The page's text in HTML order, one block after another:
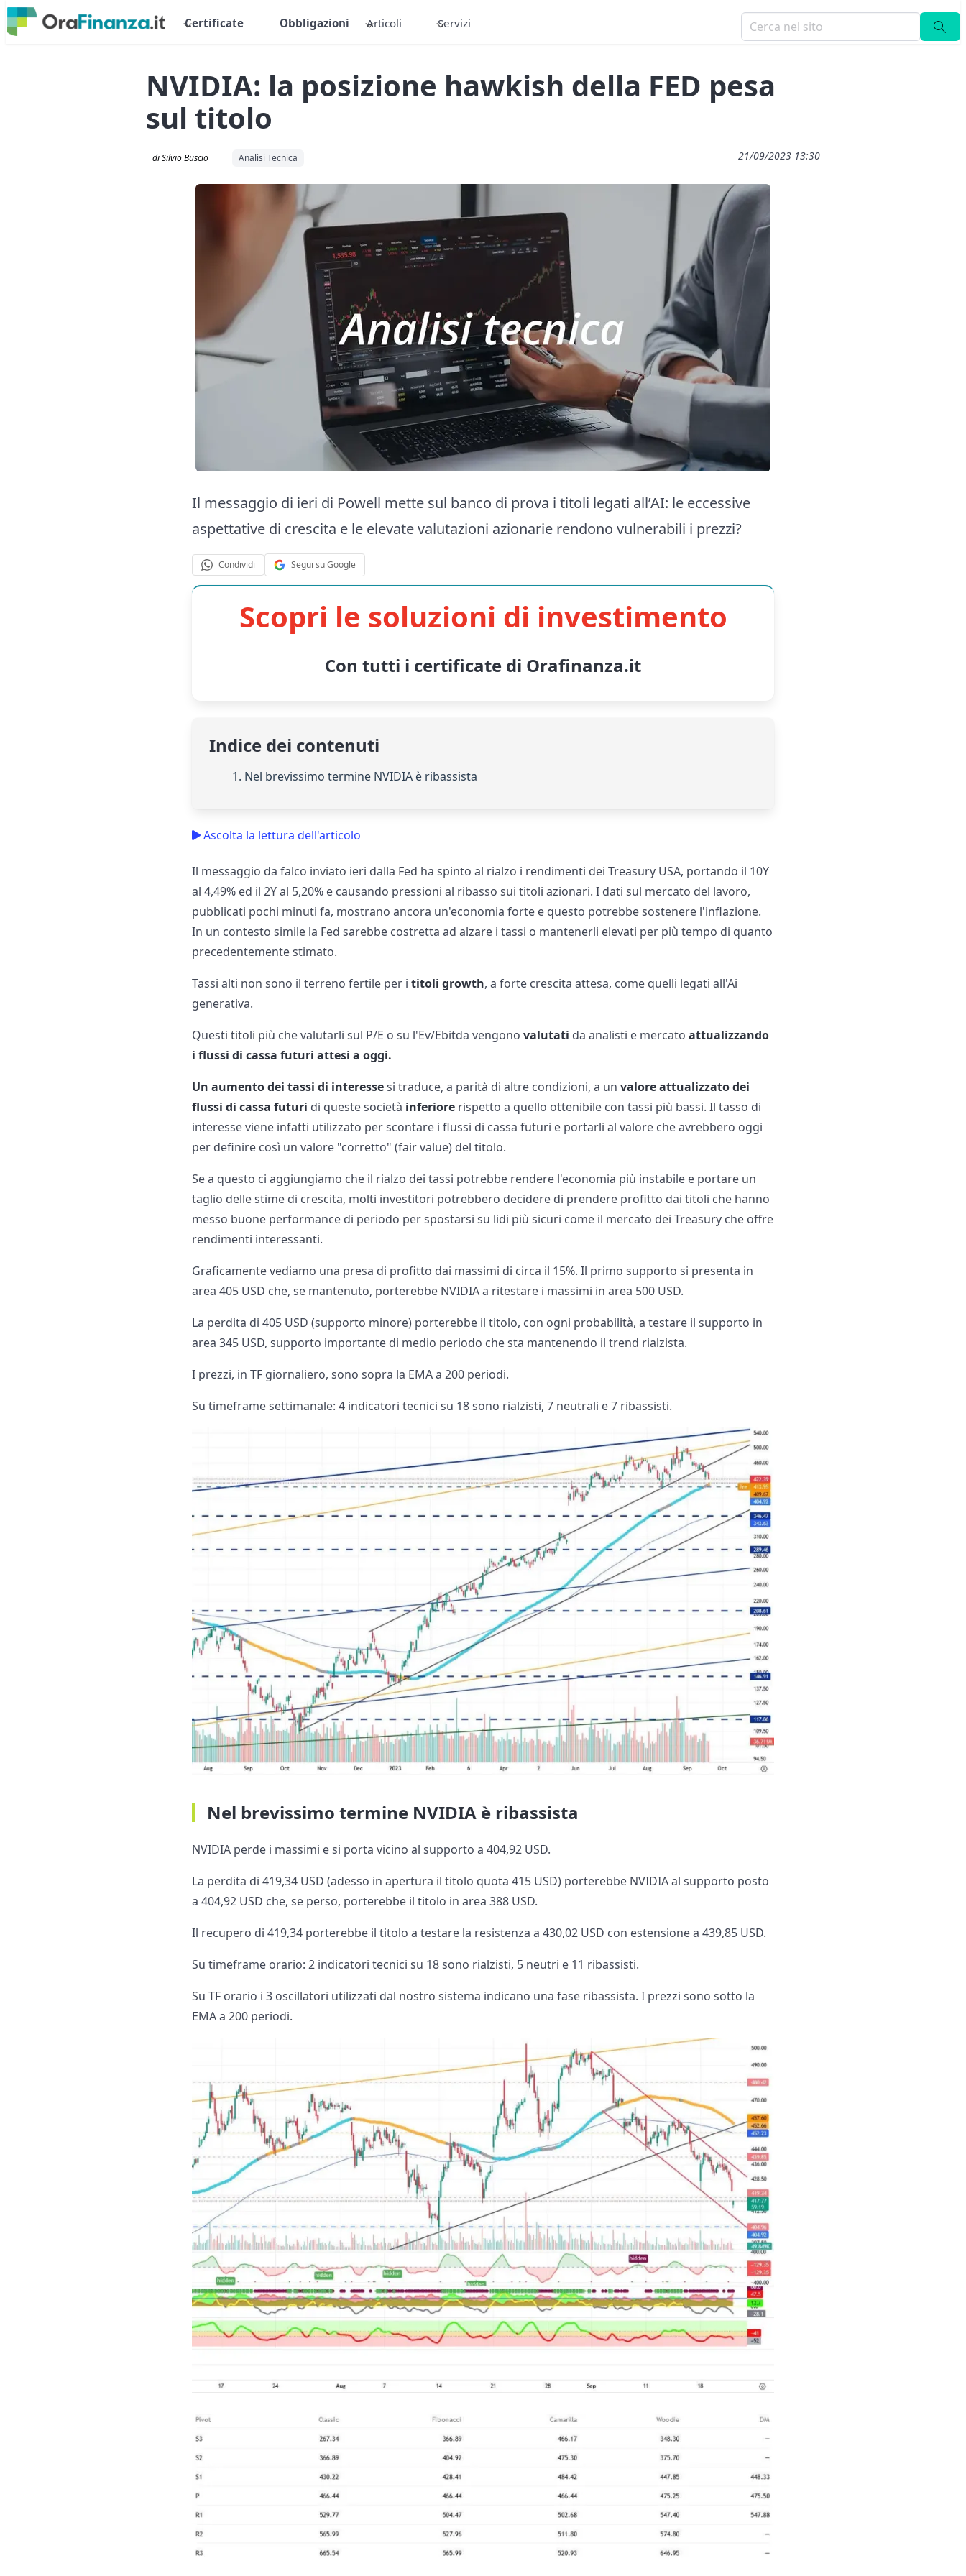
Certificate Obbligazioni Articoli Servizi
NVIDIA: la posizione hawkish della FED pesa
sul titolo
di Silvio Buscio Analisi Tecnica 21/09/2023 13:30
Il messaggio di ieri di Powell mette sul banco di prova i titoli legati all’AI: le eccessive
aspettative di crescita e le elevate valutazioni azionarie rendono vulnerabili i prezzi?
Condividi Segui su Google
Scopri le soluzioni di investimento
Con tutti i certificate di Orafinanza.it
Indice dei contenuti
1. Nel brevissimo termine NVIDIA è ribassista
Ascolta la lettura dell'articolo
Il messaggio da falco inviato ieri dalla Fed ha spinto al rialzo i rendimenti dei Treasury USA, portando il 10Y
al 4,49% ed il 2Y al 5,20% e causando pressioni al ribasso sui titoli azionari. I dati sul mercato del lavoro,
pubblicati pochi minuti fa, mostrano ancora un'economia forte e questo potrebbe sostenere l'inflazione.
In un contesto simile la Fed sarebbe costretta ad alzare i tassi o mantenerli elevati per più tempo di quanto
precedentemente stimato.
Tassi alti non sono il terreno fertile per i titoli growth, a forte crescita attesa, come quelli legati all'Ai
generativa.
Questi titoli più che valutarli sul P/E o su l'Ev/Ebitda vengonovalutati da analisti e mercatoattualizzando
i flussi di cassa futuri attesi a oggi.
Un aumento dei tassi di interessesi traduce, a parità di altre condizioni, a unvalore attualizzato dei
flussi di cassa futuri di queste società inferiore rispetto a quello ottenibile con tassi più bassi. Il tasso di
interesse viene infatti utilizzato per scontare i flussi di cassa futuri e portarli al valore che avrebbero oggi
per definire così un valore "corretto" (fair value) del titolo.
Se a questo ci aggiungiamo che il rialzo dei tassi potrebbe rendere l'economia più instabile e portare un
taglio delle stime di crescita, molti investitori potrebbero decidere di prendere profitto dai titoli che hanno
messo buone performance di periodo per spostarsi su lidi più sicuri come il mercato dei Treasury che offre
rendimenti interessanti.
Graficamente vediamo una presa di profitto dai massimi di circa il 15%. Il primo supporto si presenta in
area 405 USD che, se mantenuto, porterebbe NVIDIA a ritestare i massimi in area 500 USD.
La perdita di 405 USD (supporto minore) porterebbe il titolo, con ogni probabilità, a testare il supporto in
area 345 USD, supporto importante di medio periodo che sta mantenendo il trend rialzista.
I prezzi, in TF giornaliero, sono sopra la EMA a 200 periodi.
Su timeframe settimanale: 4 indicatori tecnici su 18 sono rialzisti, 7 neutrali e 7 ribassisti.
Nel brevissimo termine NVIDIA è ribassista
NVIDIA perde i massimi e si porta vicino al supporto a 404,92 USD.
La perdita di 419,34 USD (adesso in apertura il titolo quota 415 USD) porterebbe NVIDIA al supporto posto
a 404,92 USD che, se perso, porterebbe il titolo in area 388 USD.
Il recupero di 419,34 porterebbe il titolo a testare la resistenza a 430,02 USD con estensione a 439,85 USD.
Su timeframe orario: 2 indicatori tecnici su 18 sono rialzisti, 5 neutri e 11 ribassisti.
Su TF orario i 3 oscillatori utilizzati dal nostro sistema indicano una fase ribassista. I prezzi sono sotto la
EMA a 200 periodi.